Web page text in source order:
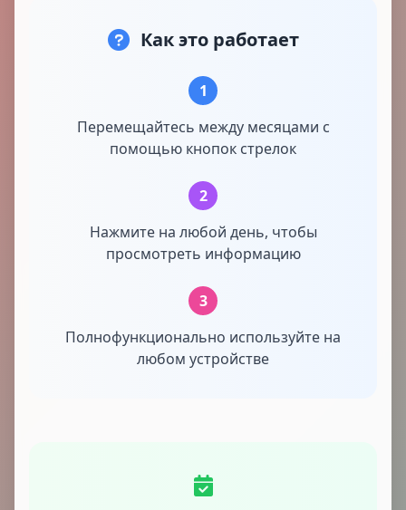
Как это работает
1
Перемещайтесь между месяцами с
помощью кнопок стрелок
2
Нажмите на любой день, чтобы
просмотреть информацию
3
Полнофункционально используйте на
любом устройстве